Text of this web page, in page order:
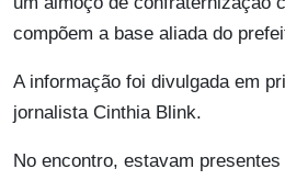
compõem a base aliada do
A informação foi divulgada em
jornalista Cinthia Blink.
No encontro, estavam